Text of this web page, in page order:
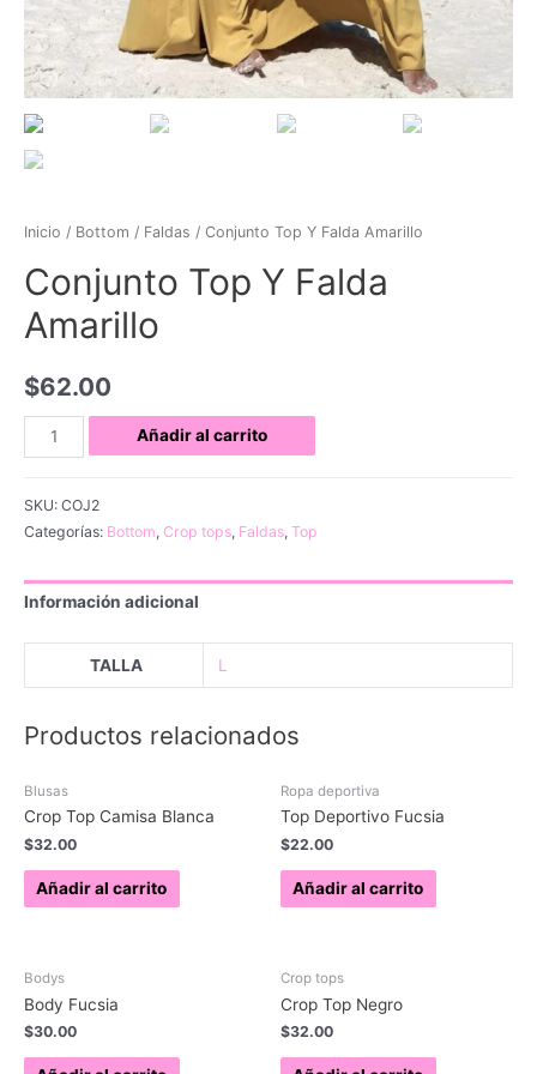
Inicio / Bottom / Faldas / Conjunto Top Y Falda Amarillo
Conjunto Top Y Falda
Amarillo
$62.00
Conjunto
Top
Falda
cantidad
Añadir al carrito
SKU: COJ2
Categorías: Bottom, Crop tops, Faldas, Top
Información adicional
TALLA L
Productos relacionados
Blusas
Crop Top Camisa Blanca
$32.00
Añadir al carrito
Ropa deportiva
Top Deportivo Fucsia
$22.00
Añadir al carrito
Bodys
Body Fucsia
$30.00
Crop tops
Crop Top Negro
$32.00